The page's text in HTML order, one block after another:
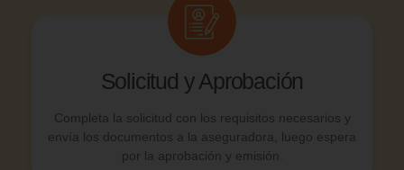
Solicitud y Aprobación
Completa la solicitud con los requisitos necesarios y
envía los documentos a la aseguradora, luego espera
por la aprobación y emisión.